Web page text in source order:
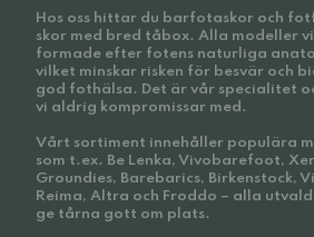
Hos oss hittar du barfotaskor och
skor med bred tåbox. Alla modeller
formade efter fotens naturliga
vilket minskar risken för besvär och
god fothälsa. Det är vår specialitet
vi aldrig kompromissar med.
Vårt sortiment innehåller populära
som t.ex. Be Lenka, Vivobarefoot,
Groundies, Barebarics, Birkenstock,
Reima, Altra och Froddo – alla
ge tårna gott om plats.